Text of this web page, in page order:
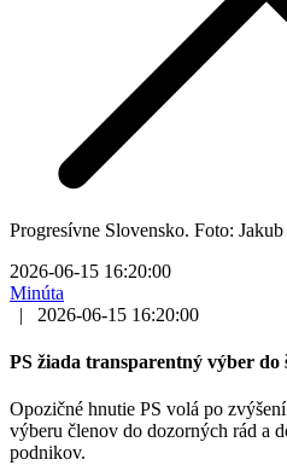
Progresívne Slovensko. Foto:
2026-06-15 16:20:00
Minúta
|
2026-06-15 16:20:00
PS žiada transparentný výber
Opozičné hnutie PS volá po
výberu členov do dozorných rád a
podnikov.